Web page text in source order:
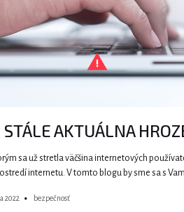
AKTUÁLNA
sa už stretla väčšina internetových
internetu. V tomto blogu by sme sa s
2022 bezpečnosť